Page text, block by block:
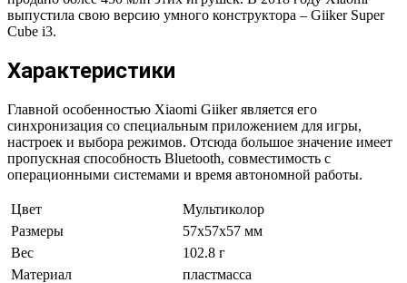
выпустила свою версию умного конструктора – Giiker Super
Cube i3.
Характеристики
Главной особенностью Xiaomi Giiker является его
синхронизация со специальным приложением для игры,
настроек и выбора режимов. Отсюда большое значение имеет
пропускная способность Bluetooth, совместимость с
операционными системами и время автономной работы.
Цвет
Мультиколор
Размеры
57х57х57 мм
Вес
102.8 г
Материал
пластмасса